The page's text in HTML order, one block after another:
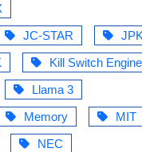
JC-STAR
Kill Switch
Llama 3
Memory
MIT
NEC